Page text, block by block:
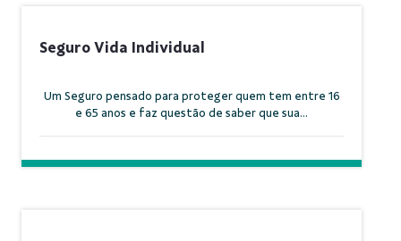
Seguro Vida Individual
Um Seguro pensado para proteger quem tem entre 16
e 65 anos e faz questão de saber que sua...